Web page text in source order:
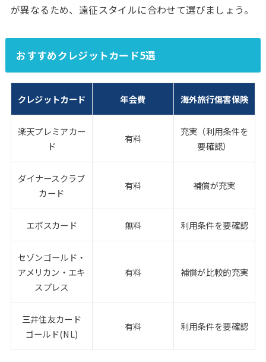
が異なるため、遠征スタイルに合わせて選びましょう。
おすすめクレジットカード5選
クレジットカード 年会費 海外旅行傷害保険
楽天プレミアカー
ド
有料
充実（利用条件を
要確認）
ダイナースクラブ
カード
有料 補償が充実
エポスカード 無料 利用条件を要確認
セゾンゴールド・
アメリカン・エキ
スプレス
有料 補償が比較的充実
三井住友カード
ゴールド(NL)
有料 利用条件を要確認